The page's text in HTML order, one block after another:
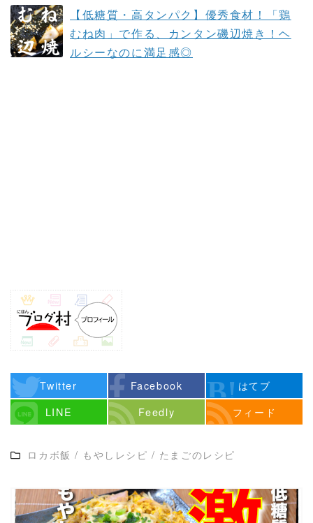
【低糖質・高タンパク】優秀食材！「鶏
むね肉」で作る、カンタン磯辺焼き！ヘ
ルシーなのに満足感◎
Twitter Facebook
はてブ
LINE
Feedly フィード
ロカボ飯 / もやしレシピ / たまごのレシピ